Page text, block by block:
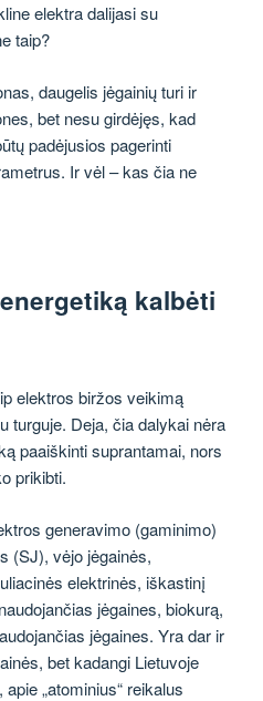
elektra dalijasi su
taip?
daugelis jėgainių turi ir
bet nesu girdėjęs, kad
padėjusios pagerinti
Ir vėl – kas čia ne
kalbėti
elektros biržos veikimą
turguje. Deja, čia dalykai nėra
paaiškinti suprantamai, nors
prikibti.
generavimo (gaminimo)
(SJ), vėjo jėgainės,
elektrinės, iškastinį
jėgaines, biokurą,
jėgaines. Yra dar ir
bet kadangi Lietuvoje
„atominius“ reikalus